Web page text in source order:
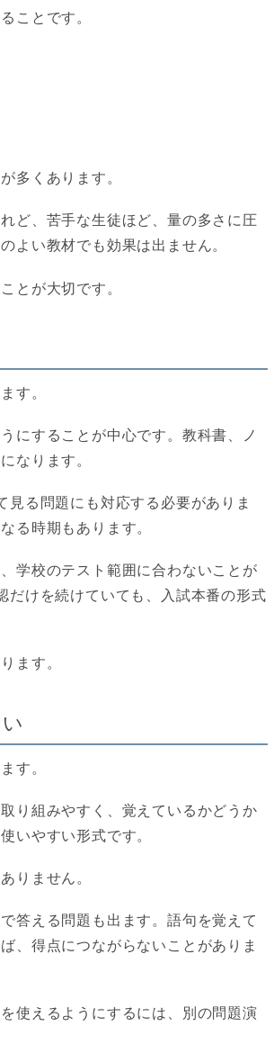
ことです。
多くあります。
ど、苦手な生徒ほど、量の多さに圧
よい教材でも効果は出ません。
とが大切です。
す。
にすることが中心です。教科書、ノ
なります。
る問題にも対応する必要がありま
る時期もあります。
学校のテスト範囲に合わないことが
だけを続けていても、入試本番の形式
ます。
す。
り組みやすく、覚えているかどうか
いやすい形式です。
りません。
答える問題も出ます。語句を覚えて
、得点につながらないことがありま
使えるようにするには、別の問題演